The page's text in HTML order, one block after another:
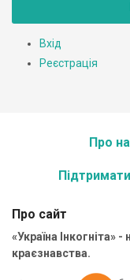
Вхід
Реєстрація
Про
Про сайт
«Україна Інкогніта»
краєзнавства.